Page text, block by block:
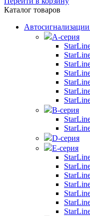
Каталог товаров
А-серия
B-серия
D-серия
E-серия